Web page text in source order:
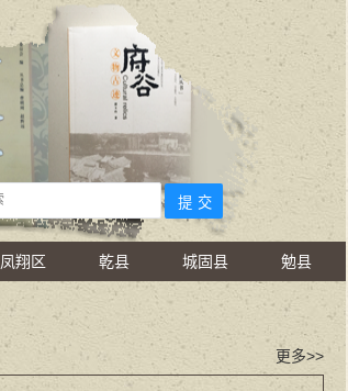
凤翔区 乾县 城固县 勉县
更多>>